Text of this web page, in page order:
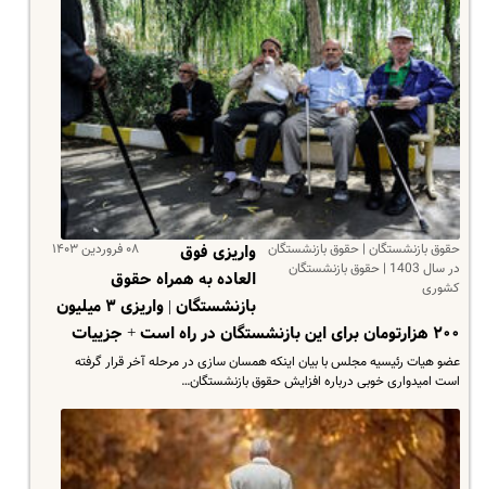
حقوق بازنشستگان | حقوق بازنشستگان
در سال 1403 | حقوق بازنشستگان
کشوری
۰۸ فروردین ۱۴۰۳
واریزی فوق
العاده به همراه حقوق
بازنشستگان | واریزی ۳ میلیون
۲۰۰ هزارتومان برای این بازنشستگان در راه است + جزییات
عضو هیات رئیسیه مجلس با بیان اینکه همسان سازی در مرحله آخر قرار گرفته
است امیدواری خوبی درباره افزایش حقوق بازنشستگان…